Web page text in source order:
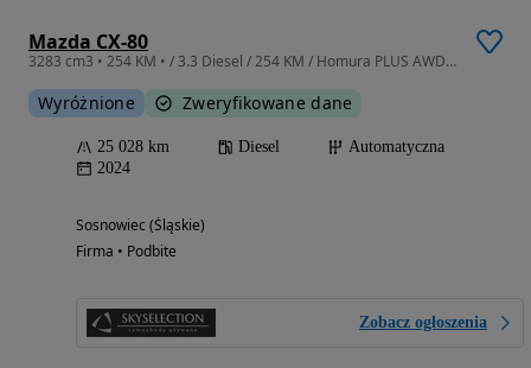
Mazda CX-80
3283 cm3 • 254 KM • / 3.3 Diesel / 254 KM / Homura PLUS AWD / Automatyczna
Wyróżnione Zweryfikowane dane
25 028 km Diesel
Automatyczna
2024
Sosnowiec (Śląskie)
Firma • Podbite
Zobacz ogłoszenia